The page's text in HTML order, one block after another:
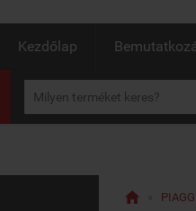
Kezdőlap
